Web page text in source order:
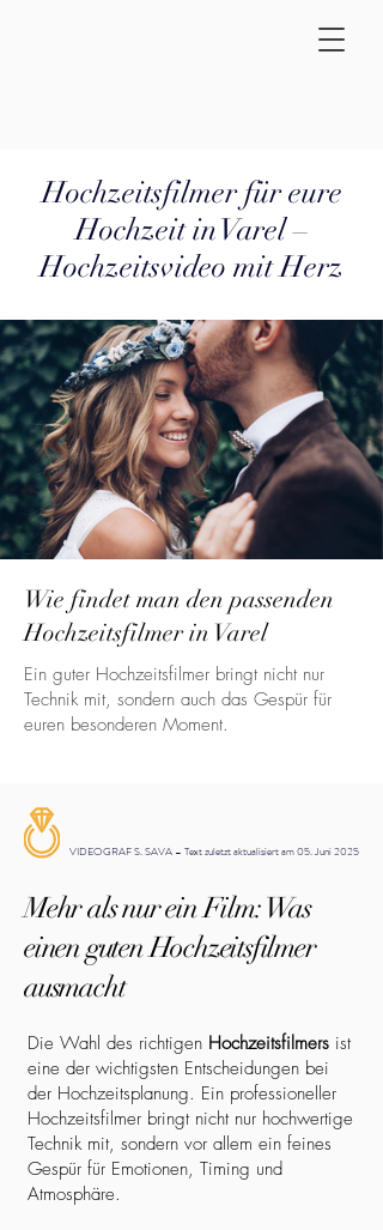
Hochzeitsfilmer für eure
Hochzeit in Varel –
Hochzeitsvideo mit Herz
Wie findet man den passenden
Hochzeitsfilmer in Varel
Ein guter Hochzeitsfilmer bringt nicht nur
Technik mit, sondern auch das Gespür für
euren besonderen Moment.
VIDEOGRAF S. SAVA – Text zuletzt aktualisiert am 05. Juni 2025
Mehr als nur ein Film: Was
einen guten Hochzeitsfilmer
ausmacht
Die Wahl des richtigen Hochzeitsfilmers ist
eine der wichtigsten Entscheidungen bei
der Hochzeitsplanung. Ein professioneller
Hochzeitsfilmer bringt nicht nur hochwertige
Technik mit, sondern vor allem ein feines
Gespür für Emotionen, Timing und
Atmosphäre.